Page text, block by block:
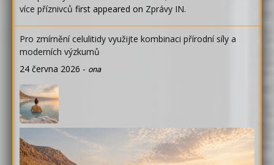
více příznivců first appeared on Zprávy IN.
Pro zmírnění celulitidy využijte kombinaci přírodní síly a
moderních výzkumů
24 června 2026 - ona